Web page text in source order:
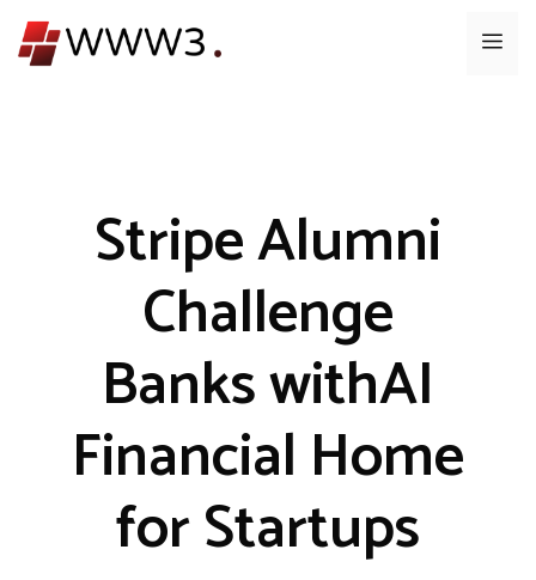
ン
メ
Stripe Alumni
Challenge
Banks withAI
Financial Home
for Startups